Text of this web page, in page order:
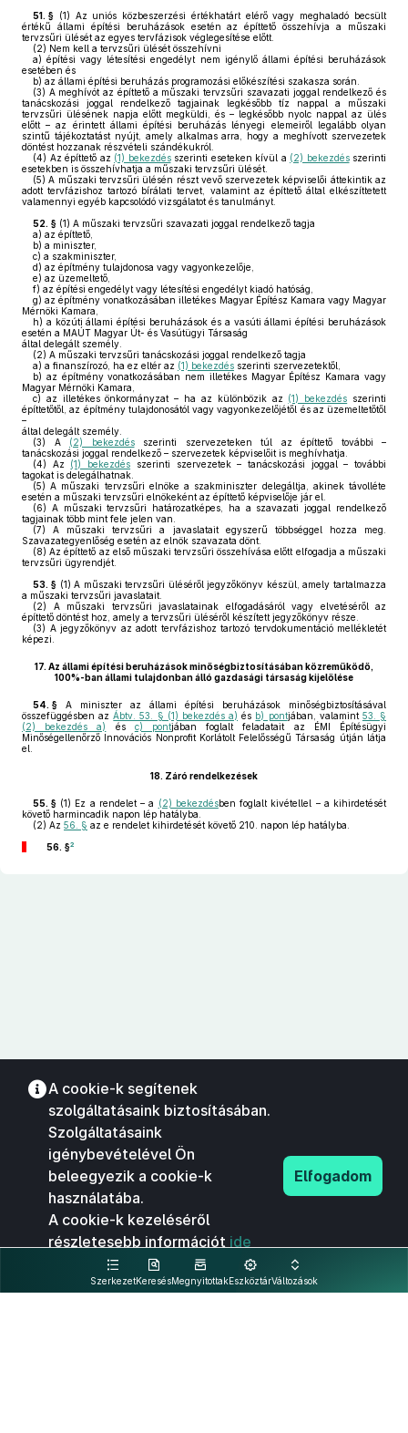
51. § (1) Az uniós közbeszerzési értékhatárt elérő vagy meghaladó becsült
értékű állami építési beruházások esetén az építtető összehívja a műszaki
tervzsűri ülését az egyes tervfázisok véglegesítése előtt.
(2) Nem kell a tervzsűri ülését összehívni
a) építési vagy létesítési engedélyt nem igénylő állami építési beruházások
esetében és
b) az állami építési beruházás programozási előkészítési szakasza során.
(3) A meghívót az építtető a műszaki tervzsűri szavazati joggal rendelkező és
tanácskozási joggal rendelkező tagjainak legkésőbb tíz nappal a műszaki
tervzsűri ülésének napja előtt megküldi, és – legkésőbb nyolc nappal az ülés
előtt – az érintett állami építési beruházás lényegi elemeiről legalább olyan
szintű tájékoztatást nyújt, amely alkalmas arra, hogy a meghívott szervezetek
döntést hozzanak részvételi szándékukról.
(4) Az építtető az (1) bekezdésszerinti eseteken kívül a (2) bekezdésszerinti
esetekben is összehívhatja a műszaki tervzsűri ülését.
(5) A műszaki tervzsűri ülésén részt vevő szervezetek képviselői áttekintik az
adott tervfázishoz tartozó bírálati tervet, valamint az építtető által elkészíttetett
valamennyi egyéb kapcsolódó vizsgálatot és tanulmányt.
52. § (1) A műszaki tervzsűri szavazati joggal rendelkező tagja
a) az építtető,
b) a miniszter,
c) a szakminiszter,
d) az építmény tulajdonosa vagy vagyonkezelője,
e) az üzemeltető,
f) az építési engedélyt vagy létesítési engedélyt kiadó hatóság,
g) az építmény vonatkozásában illetékes Magyar Építész Kamara vagy Magyar
Mérnöki Kamara,
h) a közúti állami építési beruházások és a vasúti állami építési beruházások
esetén a MAÚT Magyar Út- és Vasútügyi Társaság
által delegált személy.
(2) A műszaki tervzsűri tanácskozási joggal rendelkező tagja
a) a finanszírozó, ha ez eltér az (1) bekezdés szerinti szervezetektől,
b) az építmény vonatkozásában nem illetékes Magyar Építész Kamara vagy
Magyar Mérnöki Kamara,
c) az illetékes önkormányzat – ha az különbözik az (1) bekezdés szerinti
építtetőtől, az építmény tulajdonosától vagy vagyonkezelőjétől és az üzemeltetőtől
–
által delegált személy.
(3) A (2) bekezdésszerinti szervezeteken túl az építtető további –
tanácskozási joggal rendelkező – szervezetek képviselőit is meghívhatja.
(4) Az (1) bekezdés szerinti szervezetek – tanácskozási joggal – további
tagokat is delegálhatnak.
(5) A műszaki tervzsűri elnöke a szakminiszter delegáltja, akinek távolléte
esetén a műszaki tervzsűri elnökeként az építtető képviselője jár el.
(6) A műszaki tervzsűri határozatképes, ha a szavazati joggal rendelkező
tagjainak több mint fele jelen van.
(7) A műszaki tervzsűri a javaslatait egyszerű többséggel hozza meg.
Szavazategyenlőség esetén az elnök szavazata dönt.
(8) Az építtető az első műszaki tervzsűri összehívása előtt elfogadja a műszaki
tervzsűri ügyrendjét.
53. § (1) A műszaki tervzsűri üléséről jegyzőkönyv készül, amely tartalmazza
a műszaki tervzsűri javaslatait.
(2) A műszaki tervzsűri javaslatainak elfogadásáról vagy elvetéséről az
építtető döntést hoz, amely a tervzsűri üléséről készített jegyzőkönyv része.
(3) A jegyzőkönyv az adott tervfázishoz tartozó tervdokumentáció mellékletét
képezi.
17. Az állami építési beruházások minőségbiztosításában közreműködő,
100%-ban állami tulajdonban álló gazdasági társaság kijelölése
54. § A miniszter az állami építési beruházások minőségbiztosításával
összefüggésben azÁbtv. 53. § (1) bekezdés a) és b) pontjában, valamint 53. §
(2) bekezdés a)
és c) pontjában foglalt feladatait az ÉMI Építésügyi
Minőségellenőrző Innovációs Nonprofit Korlátolt Felelősségű Társaság útján látja
el.
18. Záró rendelkezések
55. § (1) Ez a rendelet – a (2) bekezdésben foglalt kivétellel – a kihirdetését
követő harmincadik napon lép hatályba.
(2) Az 56. § az e rendelet kihirdetését követő 210. napon lép hatályba.
56. §2
SzerkezetKeresésMegnyitottakEszköztárVáltozások
A cookie-k segítenek
szolgáltatásaink biztosításában.
Szolgáltatásaink
igénybevételével Ön
beleegyezik a cookie-k
használatába.
A cookie-k kezeléséről
részletesebb információt ide
kattintva olvashat.
Elfogadom